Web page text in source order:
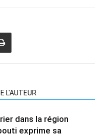
L'AUTEUR
dans la région
exprime sa